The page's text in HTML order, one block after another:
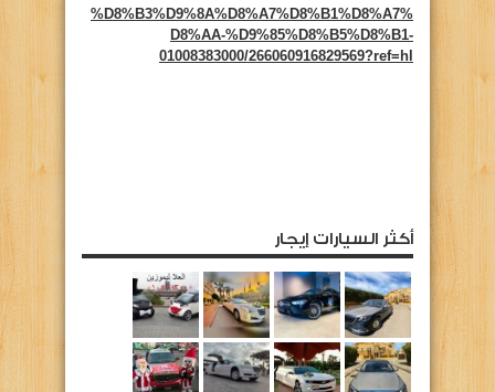
%D8%B3%D9%8A%D8%A7%D8%B1%D8%A7%
D8%AA-%D9%85%D8%B5%D8%B1-
01008383000/266060916829569?ref=hl
أكثر السيارات إيجار